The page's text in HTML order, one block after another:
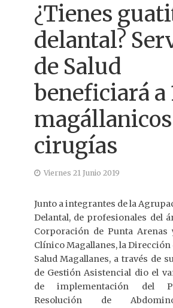
¿Tienes
delantal?
de Salud
beneficiará a
cirugías
Viernes 21 Junio 2019
Junto a integrantes de la
Delantal, de profesionales del
Corporación de Punta
Clínico Magallanes, la Dirección
Salud Magallanes, a través de
de Gestión Asistencial dio el
de implementación del
Resolución de